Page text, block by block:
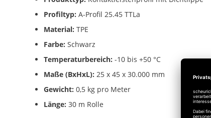
Profiltyp: A-Profil 25.45 TTLa
Material: TPE
Farbe: Schwarz
Temperaturbereich: -10 bis +50 °C
Maße (BxHxL): 25 x 45 x 30.000 mm
Gewicht: 0,5 kg pro Meter
Länge: 30 m Rolle